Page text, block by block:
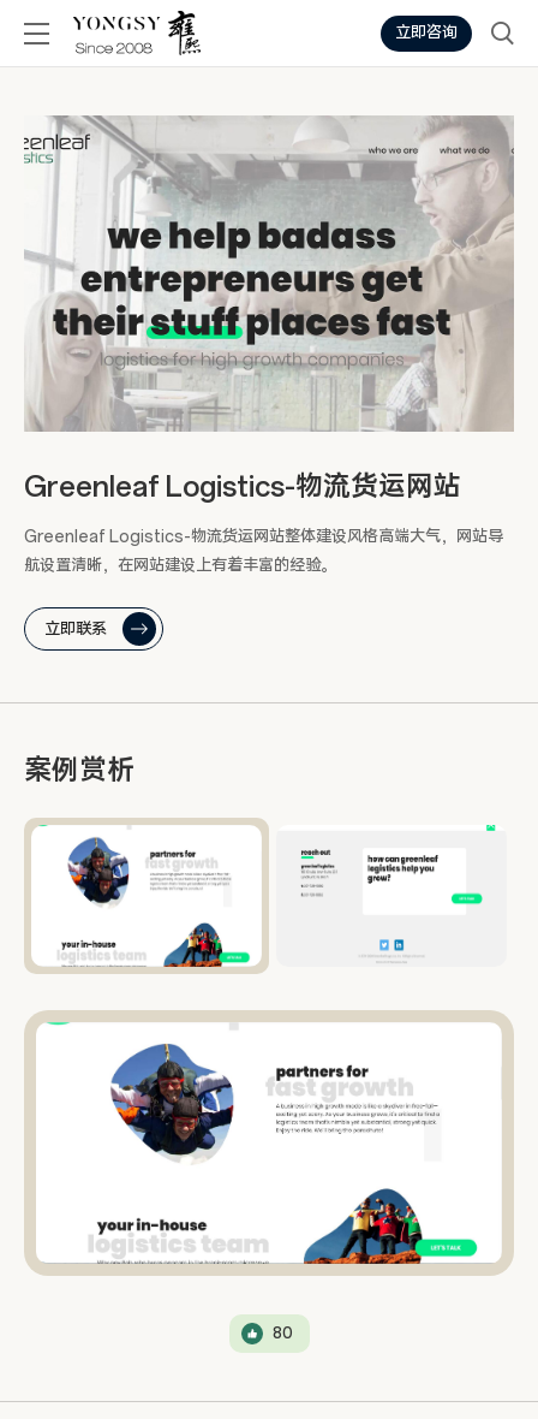
立即咨询
Greenleaf Logistics-物流货运网站
Greenleaf Logistics-物流货运网站整体建设风格高端大气，网站导
航设置清晰，在网站建设上有着丰富的经验。
立即联系
案例赏析
80